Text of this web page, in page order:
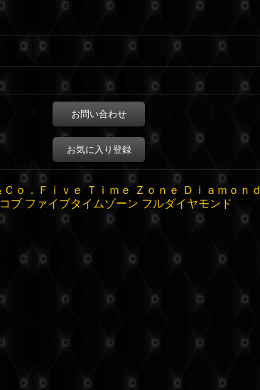
お問い合わせ
お気に入り登録
Ｃｏ．Ｆｉｖｅ Ｔｉｍｅ Ｚｏｎｅ Ｄｉａｍｏｎｄ
ブ ファイブタイムゾーン フルダイヤモンド